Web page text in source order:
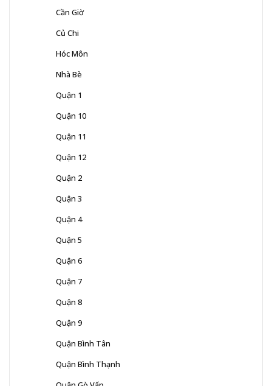
Cần Giờ
Củ Chi
Hóc Môn
Nhà Bè
Quận 1
Quận 10
Quận 11
Quận 12
Quận 2
Quận 3
Quận 4
Quận 5
Quận 6
Quận 7
Quận 8
Quận 9
Quận Bình Tân
Quận Bình Thạnh